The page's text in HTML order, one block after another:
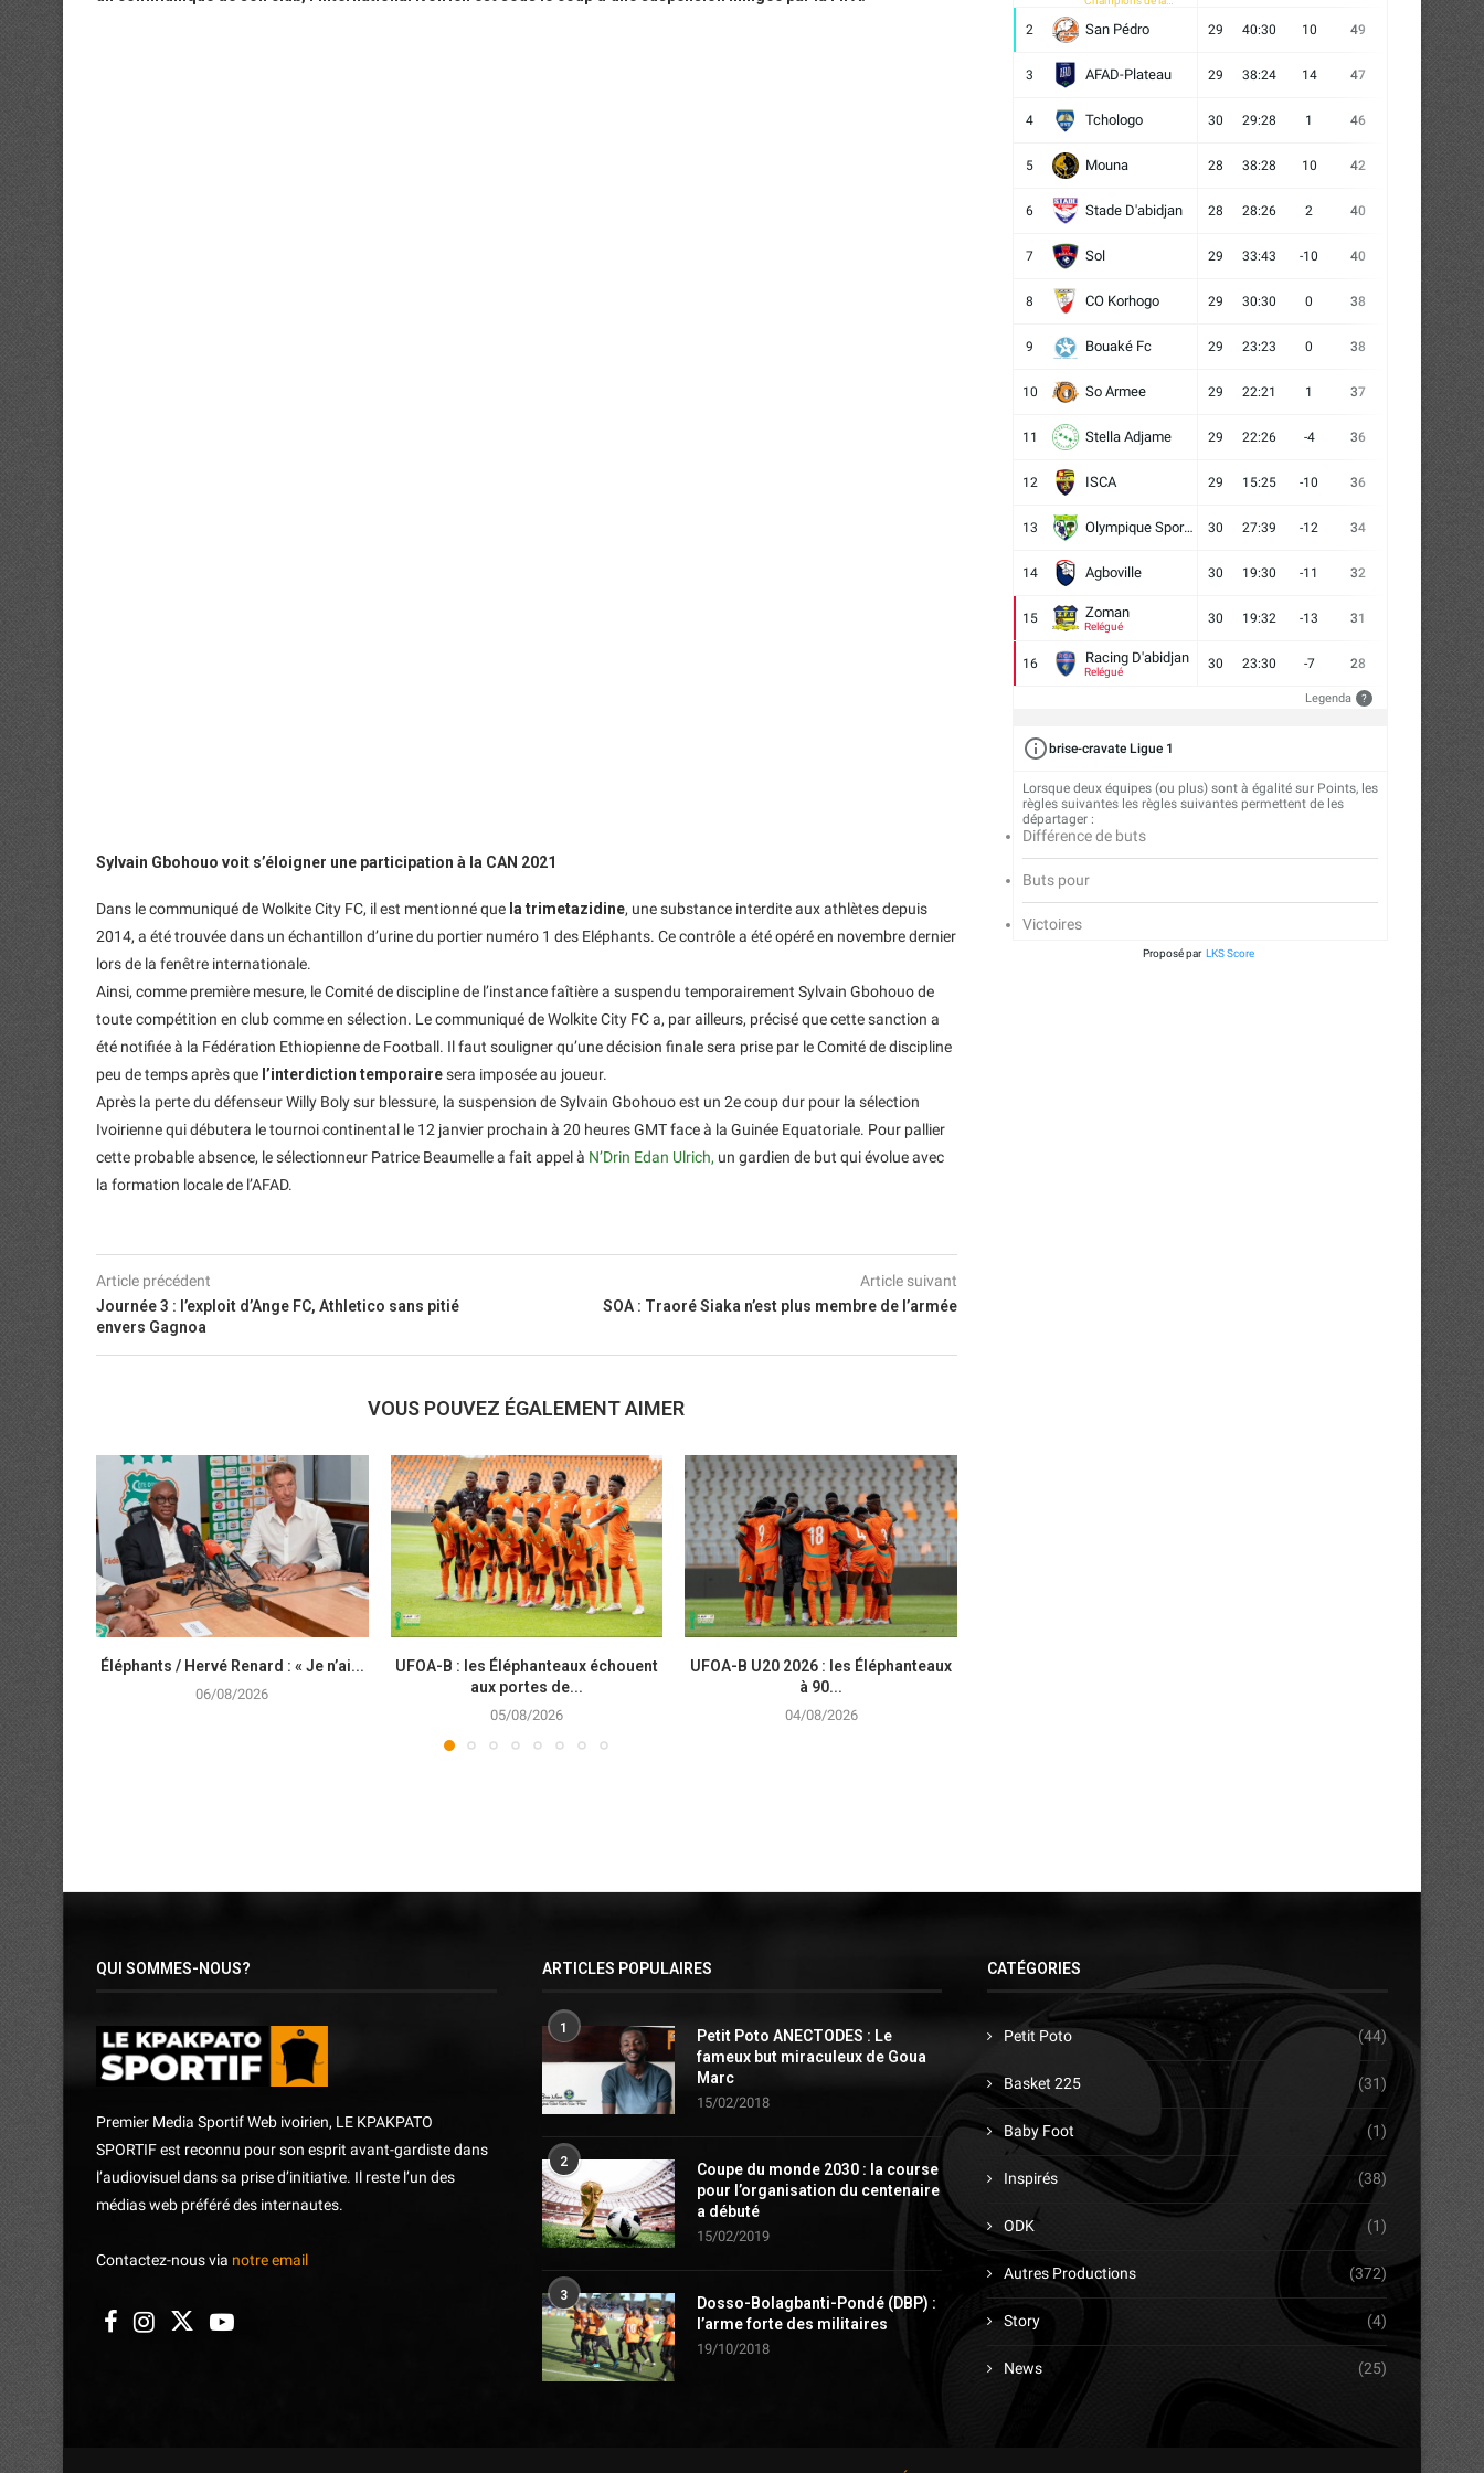
Sylvain Gbohouo voit s’éloigner une participation à la CAN 2021
Dans le communiqué de Wolkite City FC, il est mentionné que la trimetazidine, une substance interdite aux athlètes depuis
2014, a été trouvée dans un échantillon d’urine du portier numéro 1 des Eléphants. Ce contrôle a été opéré en novembre dernier
lors de la fenêtre internationale.
Ainsi, comme première mesure, le Comité de discipline de l’instance faîtière a suspendu temporairement Sylvain Gbohouo de
toute compétition en club comme en sélection. Le communiqué de Wolkite City FC a, par ailleurs, précisé que cette sanction a
été notifiée à la Fédération Ethiopienne de Football. Il faut souligner qu’une décision finale sera prise par le Comité de discipline
peu de temps après que l’interdiction temporairesera imposée au joueur.
Après la perte du défenseur Willy Boly sur blessure, la suspension de Sylvain Gbohouo est un 2e coup dur pour la sélection
Ivoirienne qui débutera le tournoi continental le 12 janvier prochain à 20 heures GMT face à la Guinée Equatoriale. Pour pallier
cette probable absence, le sélectionneur Patrice Beaumelle a fait appel à N’Drin Edan Ulrich, un gardien de but qui évolue avec
la formation locale de l’AFAD.
Article précédent
Journée 3 : l’exploit d’Ange FC, Athletico sans pitié
envers Gagnoa
Article suivant
SOA : Traoré Siaka n’est plus membre de l’armée
VOUS POUVEZ ÉGALEMENT AIMER
Éléphants / Hervé Renard : « Je n’ai...
06/08/2026
UFOA-B : les Éléphanteaux échouent
aux portes de...
05/08/2026
UFOA-B U20 2026 : les Éléphanteaux
à 90...
04/08/2026
d’Emerse Faé...
31/07/2026
2 San Pédro 29 40:30 10 49 6
3 AFAD-Plateau 29 38:24 14 47
4 Tchologo 30 29:28 1 46
5 Mouna 28 38:28 10 42 6
6 Stade D'abidjan 28 28:26 2 40 10
7 Sol 29 33:43 -10 40
8 CO Korhogo 29 30:30 0 38 8
9 Bouaké Fc 29 23:23 0 38 9
10 So Armee 29 22:21 1 37 10 10
11 Stella Adjame 29 22:26 -4 36
12 ISCA 29 15:25 -10 36
13 Olympique Sport d'Abobo FC 30 27:39 -12 34 7 14
14 Agboville 30 19:30 -11 32 12
15 Zoman
Relégué
30 19:32 -13 31 13
16 Racing D'abidjan
Relégué
30 23:30 -7 28 14
Legenda ?
brise-cravate Ligue 1
Lorsque deux équipes (ou plus) sont à égalité sur Points, les
règles suivantes les règles suivantes permettent de les
départager :
Différence de buts
Buts pour
Victoires
Proposé par LKS Score
QUI SOMMES-NOUS?
Premier Media Sportif Web ivoirien, LE KPAKPATO
SPORTIF est reconnu pour son esprit avant-gardiste dans
l’audiovisuel dans sa prise d’initiative. Il reste l’un des
médias web préféré des internautes.
Contactez-nous via notre email
ARTICLES POPULAIRES
1
Petit Poto ANECTODES : Le
fameux but miraculeux de Goua
Marc
15/02/2018
2
Coupe du monde 2030 : la course
pour l’organisation du centenaire
a débuté
15/02/2019
3
Dosso-Bolagbanti-Pondé (DBP) :
l’arme forte des militaires
19/10/2018
CATÉGORIES
Petit Poto (44)
Basket 225 (31)
Baby Foot (1)
Inspirés (38)
ODK (1)
Autres Productions (372)
Story (4)
News (25)